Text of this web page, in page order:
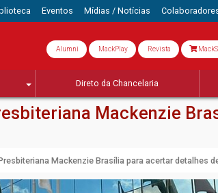
Eventos Mídias / Notícias
Alumni MackPlay Revista
Direto da Chancelaria
Mackenzie
Mackenzie Brasília para acertar detalhes